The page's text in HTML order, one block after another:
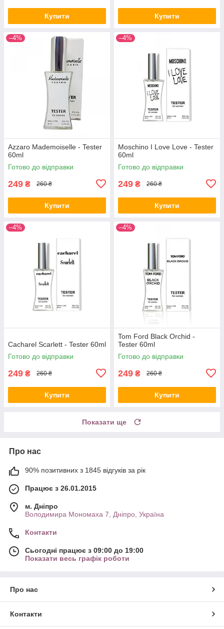
Купити Купити
–4%
Azzaro Mademoiselle - Tester
60ml
Готово до відправки
249 ₴ 260 ₴
Купити
–4%
Moschino I Love Love - Tester
60ml
Готово до відправки
249 ₴ 260 ₴
Купити
–4%
Cacharel Scarlett - Tester 60ml
Готово до відправки
249 ₴ 260 ₴
Купити
–4%
Tom Ford Black Orchid -
Tester 60ml
Готово до відправки
249 ₴ 260 ₴
Купити
Показати ще
Про нас
90% позитивних з 1845 відгуків за рік
Працює з 26.01.2015
м. Дніпро
Володимира Мономаха 7, Дніпро, Україна
Контакти
Сьогодні працює з 09:00 до 19:00
Показати весь графік роботи
Про нас
Контакти